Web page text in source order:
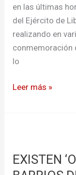
en las últimas
del Ejército de
realizando en
conmemoración
lo
Leer más »
EXISTEN
EN
ESTOS